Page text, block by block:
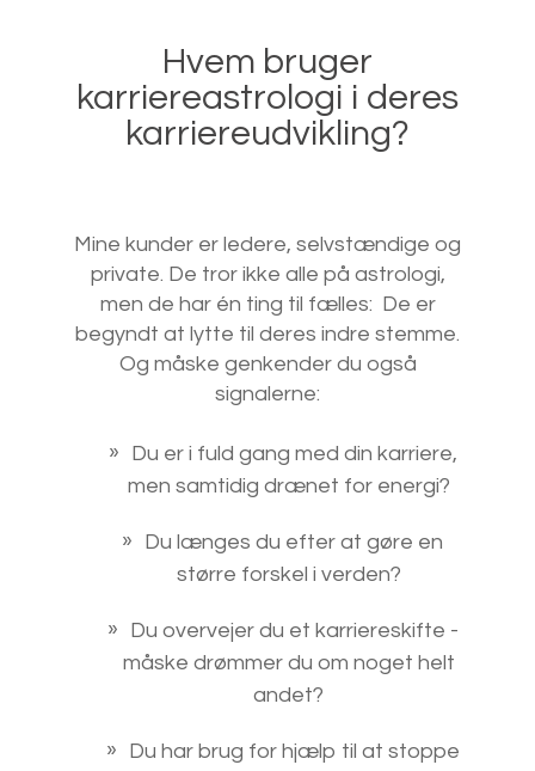
Hvem bruger
karriereastrologi i deres
karriereudvikling?
Mine kunder er ledere, selvstændige og
private. De tror ikke alle på astrologi,
men de har én ting til fælles: De er
begyndt at lytte til deres indre stemme.
Og måske genkender du også
signalerne:
Du er i fuld gang med din karriere,
men samtidig drænet for energi?
Du længes du efter at gøre en
større forskel i verden?
Du overvejer du et karriereskifte -
måske drømmer du om noget helt
andet?
Du har brug for hjælp til at stoppe